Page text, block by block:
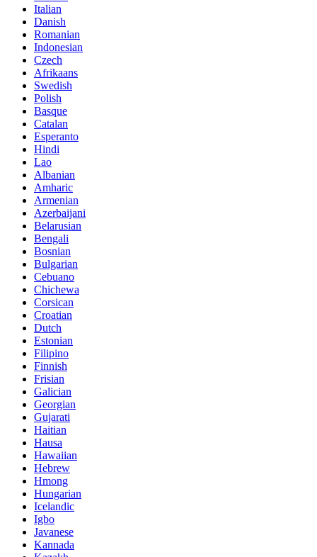
Italian
Danish
Romanian
Indonesian
Czech
Afrikaans
Swedish
Polish
Basque
Catalan
Esperanto
Hindi
Lao
Albanian
Amharic
Armenian
Azerbaijani
Belarusian
Bengali
Bosnian
Bulgarian
Cebuano
Chichewa
Corsican
Croatian
Dutch
Estonian
Filipino
Finnish
Frisian
Galician
Georgian
Gujarati
Haitian
Hausa
Hawaiian
Hebrew
Hmong
Hungarian
Icelandic
Igbo
Javanese
Kannada